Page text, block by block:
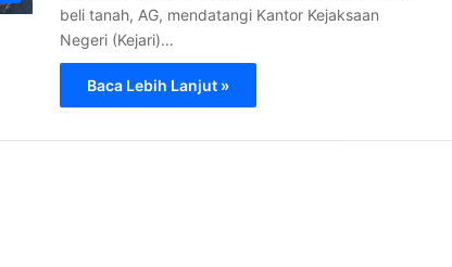
beli tanah, AG, mendatangi Kantor Kejaksaan
Negeri (Kejari)…
Baca Lebih Lanjut »